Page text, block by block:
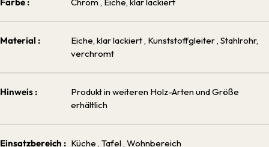
Material : Eiche, klar lackiert , Kunststoffgleiter , Stahlrohr,
verchromt
Hinweis :
Produkt in weiteren Holz-Arten und Größe
erhältlich
Einsatzbereich : Küche , Tafel , Wohnbereich